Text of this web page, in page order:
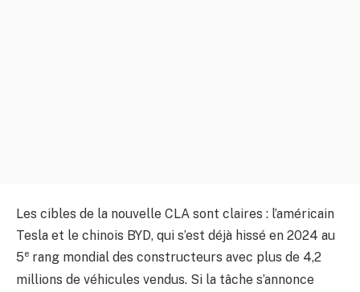
Les cibles de la nouvelle CLA sont claires : l’américain
Tesla et le chinois BYD, qui s’est déjà hissé en 2024 au
5e rang mondial des constructeurs avec plus de 4,2
millions de véhicules vendus. Si la tâche s’annonce